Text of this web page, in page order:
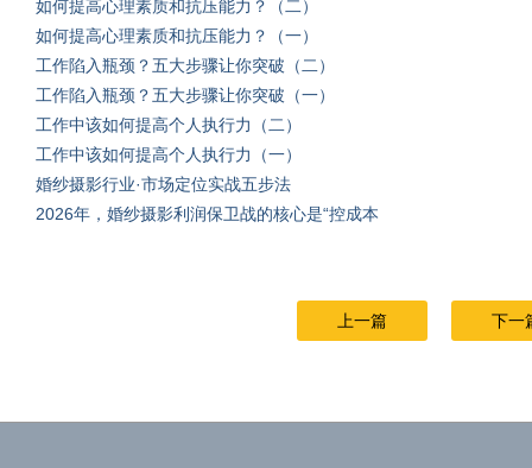
如何提高心理素质和抗压能力？（二）
如何提高心理素质和抗压能力？（一）
工作陷入瓶颈？五大步骤让你突破（二）
工作陷入瓶颈？五大步骤让你突破（一）
工作中该如何提高个人执行力（二）
工作中该如何提高个人执行力（一）
婚纱摄影行业·市场定位实战五步法
2026年，婚纱摄影利润保卫战的核心是“控成本
上一篇 下一